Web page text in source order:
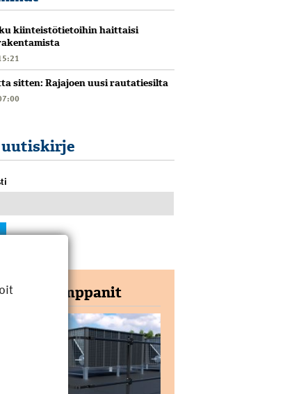
kiinteistötietoihin haittaisi
sitten: Rajajoen uusi rautatiesilta
uutiskirje